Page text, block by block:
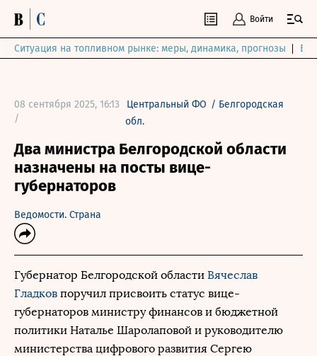
Войти
Ситуация на топливном рынке: меры, динамика, прогнозы
08 сентября 2025, 16:13
/
Центральный ФО / Белгородская
обл.
Два министра Белгородской области
назначены на посты вице-
губернаторов
Ведомости. Страна
Губернатор Белгородской области Вячеслав
Гладков поручил присвоить статус вице-
губернаторов министру финансов и бюджетной
политики Наталье Шаролаповой и руководителю
министерства цифрового развития Сергею